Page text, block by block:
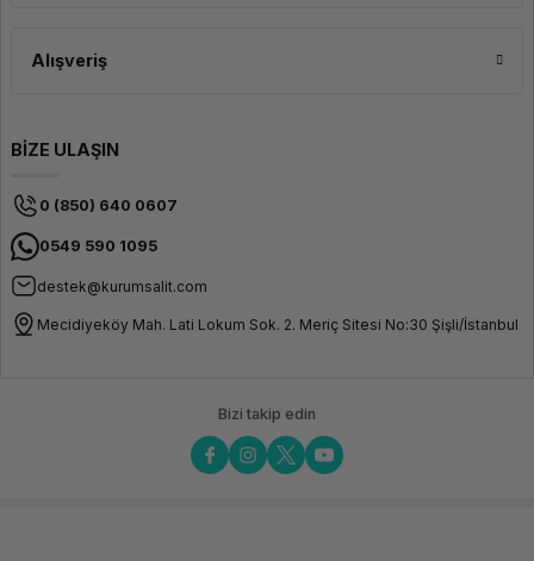
Alışveriş
BİZE ULAŞIN
0 (850) 640 0607
0549 590 1095
destek@kurumsalit.com
Mecidiyeköy Mah. Lati Lokum Sok. 2. Meriç Sitesi No:30 Şişli/İstanbul
Bizi takip edin